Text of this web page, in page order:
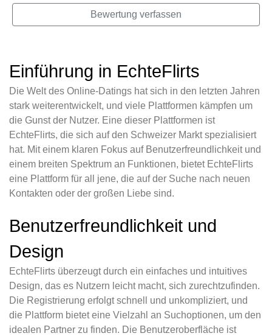
Bewertung verfassen
Einführung in EchteFlirts
Die Welt des Online-Datings hat sich in den letzten Jahren
stark weiterentwickelt, und viele Plattformen kämpfen um
die Gunst der Nutzer. Eine dieser Plattformen ist
EchteFlirts, die sich auf den Schweizer Markt spezialisiert
hat. Mit einem klaren Fokus auf Benutzerfreundlichkeit und
einem breiten Spektrum an Funktionen, bietet EchteFlirts
eine Plattform für all jene, die auf der Suche nach neuen
Kontakten oder der großen Liebe sind.
Benutzerfreundlichkeit und
Design
EchteFlirts überzeugt durch ein einfaches und intuitives
Design, das es Nutzern leicht macht, sich zurechtzufinden.
Die Registrierung erfolgt schnell und unkompliziert, und
die Plattform bietet eine Vielzahl an Suchoptionen, um den
idealen Partner zu finden. Die Benutzeroberfläche ist